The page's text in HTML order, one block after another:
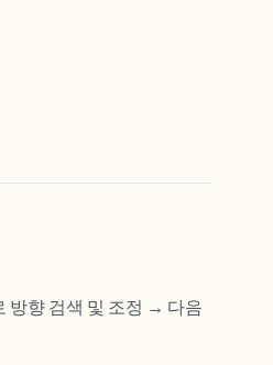
방향 검색 및 조정 → 다음